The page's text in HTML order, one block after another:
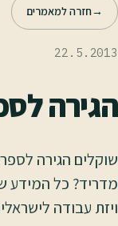
→חזרה למאמרים
22.5.2013
הגירה
שוקלים הגירה
מדריד? כל המידע
ויזת עבודה